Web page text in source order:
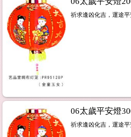
祈求逢凶化吉，運途平
06太歲平安燈
祈求逢凶化吉，運途平